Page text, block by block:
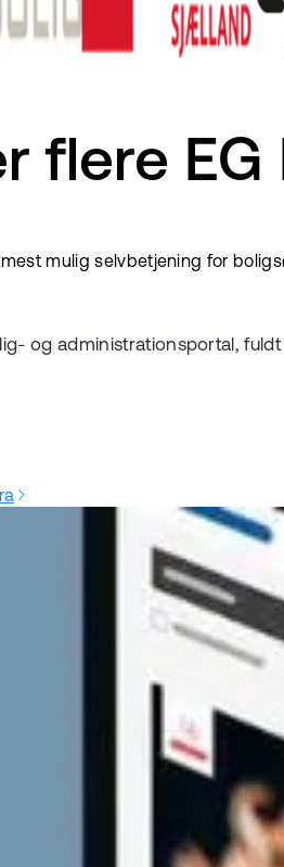
flere EG
mulig selvbetjening for
og administrationsportal,